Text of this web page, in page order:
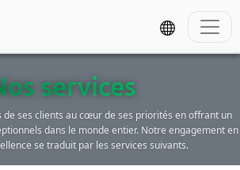
services
de ses clients au cœur de ses priorités en offrant un
dans le monde entier. Notre engagement en
se traduit par les services suivants.